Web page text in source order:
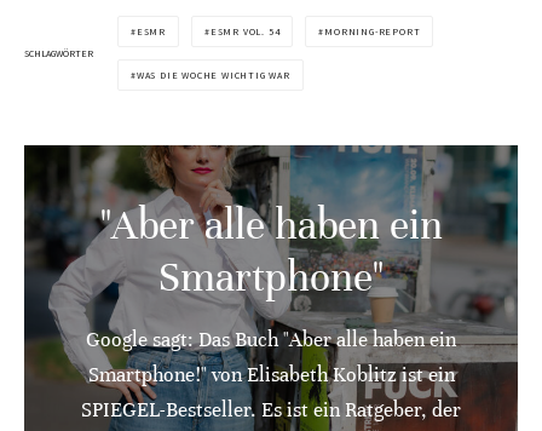
SCHLAGWÖRTER
ESMR ESMR VOL. 54 MORNING-REPORT
WAS DIE WOCHE WICHTIG WAR
"Aber alle haben ein
Smartphone"
Google sagt: Das Buch "Aber alle haben ein
Smartphone!" von Elisabeth Koblitz ist ein
SPIEGEL-Bestseller. Es ist ein Ratgeber, der